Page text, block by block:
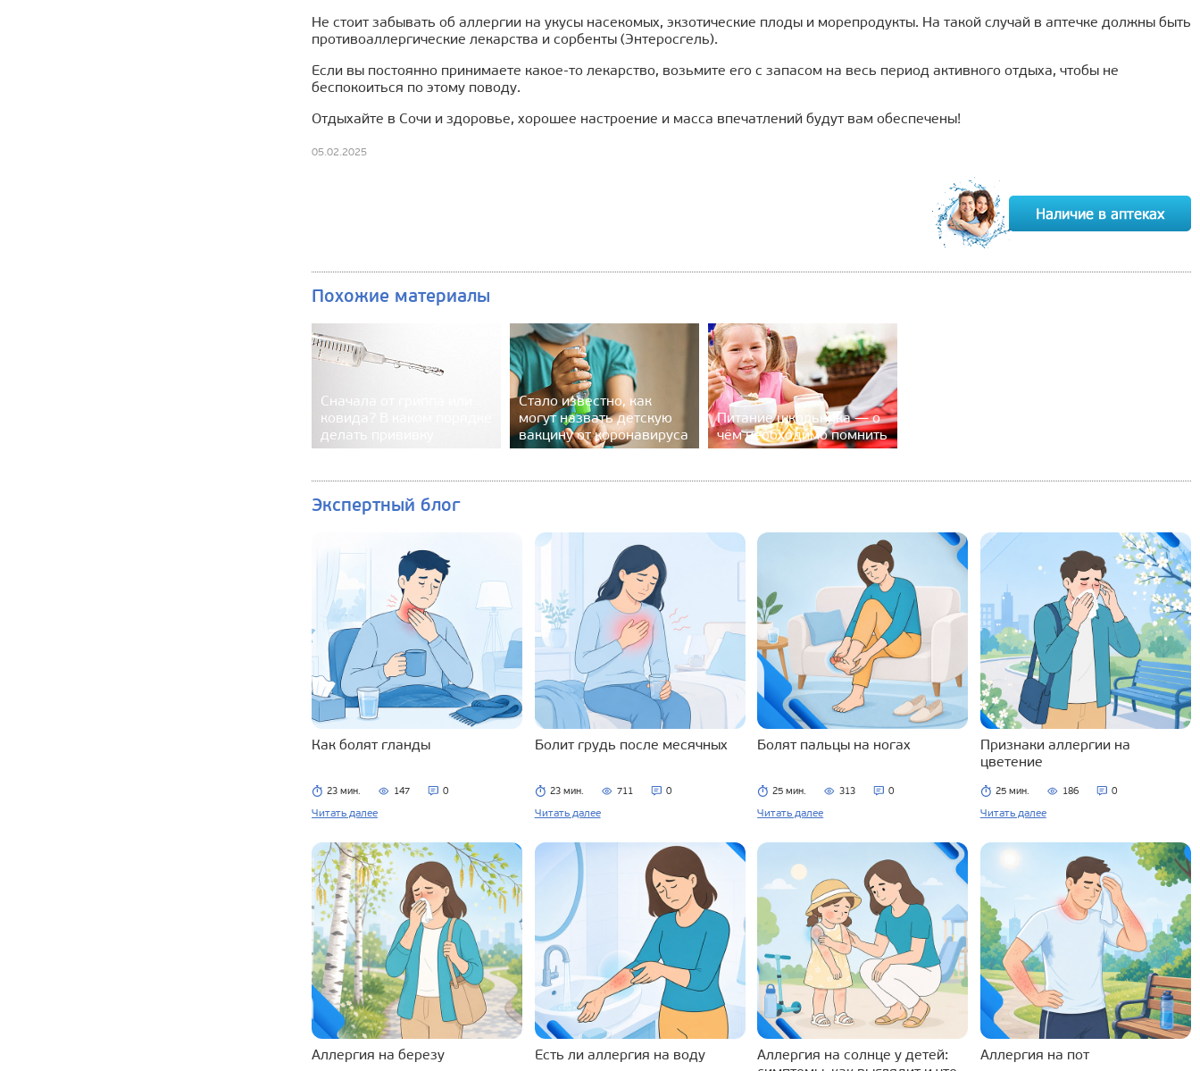
Не стоит забывать об аллергии на укусы насекомых, экзотические плоды и морепродукты. На такой случай в аптечке должны быть
противоаллергические лекарства и сорбенты (Энтеросгель).
Если вы постоянно принимаете какое-то лекарство, возьмите его с запасом на весь период активного отдыха, чтобы не
беспокоиться по этому поводу.
Отдыхайте в Сочи и здоровье, хорошее настроение и масса впечатлений будут вам обеспечены!
05.02.2025
Похожие материалы
Сначала от гриппа или
ковида? В каком порядке
делать прививку
Стало известно, как
могут назвать детскую
вакцину от коронавируса
Питание школьника — о
чём необходимо помнить
Экспертный блог
Как болят гланды
23 мин. 147 0
Читать далее
Болит грудь после месячных
23 мин. 711 0
Читать далее
Болят пальцы на ногах
25 мин. 313 0
Читать далее
Признаки аллергии на
цветение
25 мин. 186 0
Читать далее
Аллергия на березу Есть ли аллергия на воду
Аллергия на солнце у детей:
Аллергия на пот